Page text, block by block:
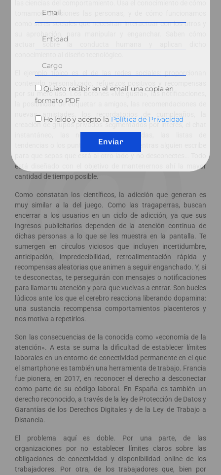
tomamos decisiones las personas, y de cómo funcionamos
como seres sociales que necesitan interactuar con los otros y
su aprobación, para manipular y enganchar. Saben cómo
contenido personalizado, refuerzos positivos y recompensas
por su mero uso. Los botones «Me gusta», las notificaciones,
la posibilidad de etiquetar a amigos, las recomendaciones de
nuevas amistades, los recordatorios de cumpleaños, la
creación de grupos privados segmentados por interés, el chat
tendencias o los puntos suspensivos mientras alguien escribe
está diseñado con el objetivo de mantenernos ahí la mayor
cantidad de tiempo posible.
Como constatan los científicos, la adicción que generan es
muy similar a la del juego. Como las tragaperras, buscan
encerrar a los usuarios en un ciclo de adicción, ya que sus
ingresos publicitarios dependen de la atención continua de
dichas personas a lo que se les muestra en la pantalla. Te
sumergen en círculos viciosos que incluyen incertidumbre,
anticipación, impredecibilidad, retroalimentación rápida y
recompensas aleatorias que animen a seguir enganchado. Y, si
te desconectas, te perseguirán con mensajes o notificaciones
para llamar tu atención y para que vuelvas a entrar. Son bucles
lúdicos ante los que el cerebro reacciona liberando dopamina:
una sustancia recompensa comportamientos placenteros y
nos motiva a repetirlos.
Son las consecuencias de la conocida como «economía de la
atención». A esta se suma la dificultad de establecer límites
laborales en un entorno de conectividad permanente en el que
el smartphone es también una herramienta de trabajo. Francia
fue pionera, en 2017, en reconocer el derecho a desconectar
como parte de su código laboral. En España es también un
derecho reconocido, a través de la ley de Protección de Datos y
Garantías de los Derechos Digitales y de la Ley de Trabajo a
Distancia.
El problema aquí es doble. Por una parte, de las
organizaciones por no establecer límites claros sobre las
obligaciones de conectividad y disponibilidad online de los
trabajadores. Por otra, de los trabajadores que, bien por
Quiero recibir en el email una copia en
formato PDF
He leído y acepto la Política de Privacidad
Enviar